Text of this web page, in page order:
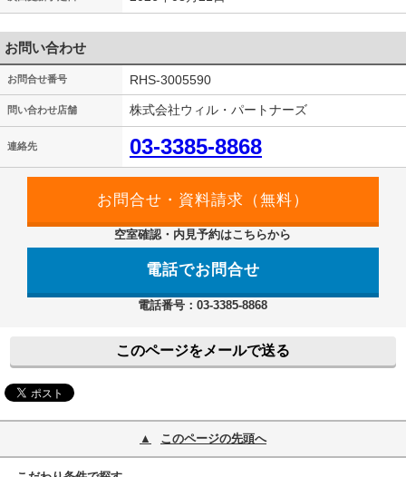
お問い合わせ
お問合せ番号 RHS-3005590
問い合わせ店舗 株式会社ウィル・パートナーズ
連絡先 03-3385-8868
空室確認・内見予約はこちらから
電話でお問合せ
電話番号：03-3385-8868
このページをメールで送る
このページの先頭へ